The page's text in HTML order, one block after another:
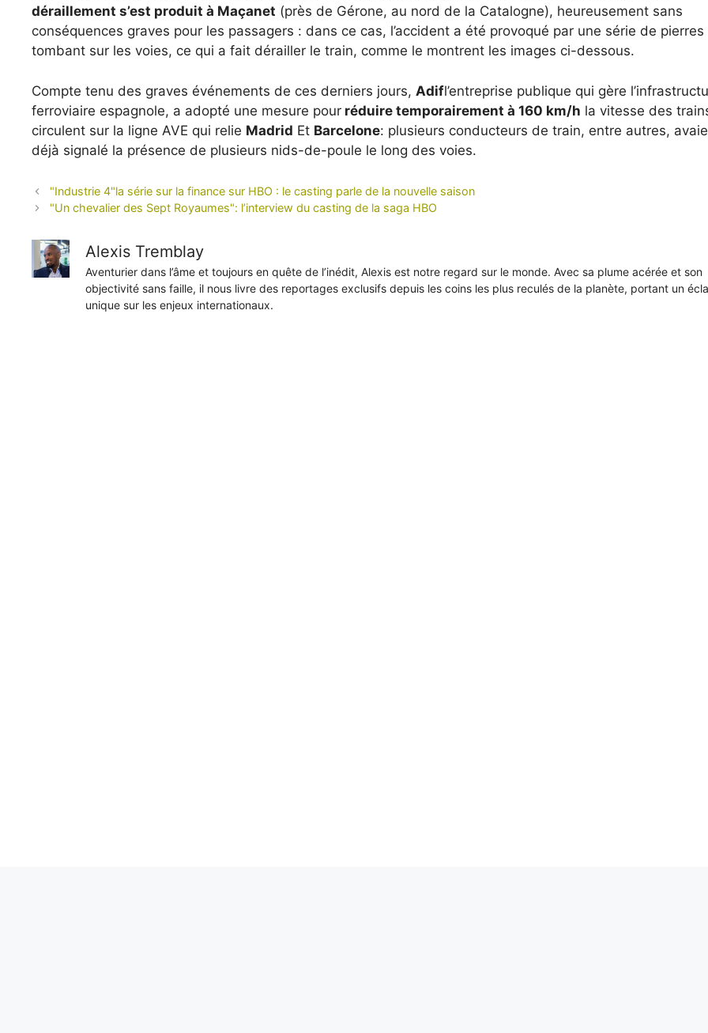
déraillement s’est produit à Maçanet (près de Gérone, au nord de la Catalogne), heureusement sans
conséquences graves pour les passagers : dans ce cas, l’accident a été provoqué par une série de pierres
tombant sur les voies, ce qui a fait dérailler le train, comme le montrent les images ci-dessous.
Compte tenu des graves événements de ces derniers jours, Adifl’entreprise publique qui gère
ferroviaire espagnole, a adopté une mesure pour réduire temporairement à 160 km/h la vitesse des
circulent sur la ligne AVE qui relie Madrid Et Barcelone: plusieurs conducteurs de train, entre autres,
déjà signalé la présence de plusieurs nids-de-poule le long des voies.
"Industrie 4"la série sur la finance sur HBO : le casting parle de la nouvelle saison
"Un chevalier des Sept Royaumes": l’interview du casting de la saga HBO
Alexis Tremblay
Aventurier dans l’âme et toujours en quête de l’inédit, Alexis est notre regard sur le monde. Avec sa plume acérée et son
objectivité sans faille, il nous livre des reportages exclusifs depuis les coins les plus reculés de la planète, portant un
unique sur les enjeux internationaux.